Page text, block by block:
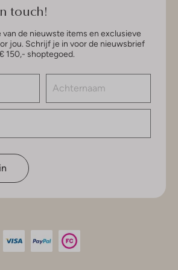
touch!
van de nieuwste items en exclusieve
jou. Schrijf je in voor de nieuwsbrief
150,- shoptegoed.